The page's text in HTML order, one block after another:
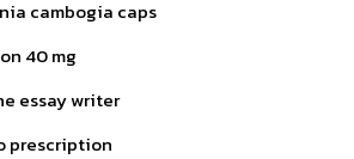
cambogia caps
40 mg
essay writer
prescription